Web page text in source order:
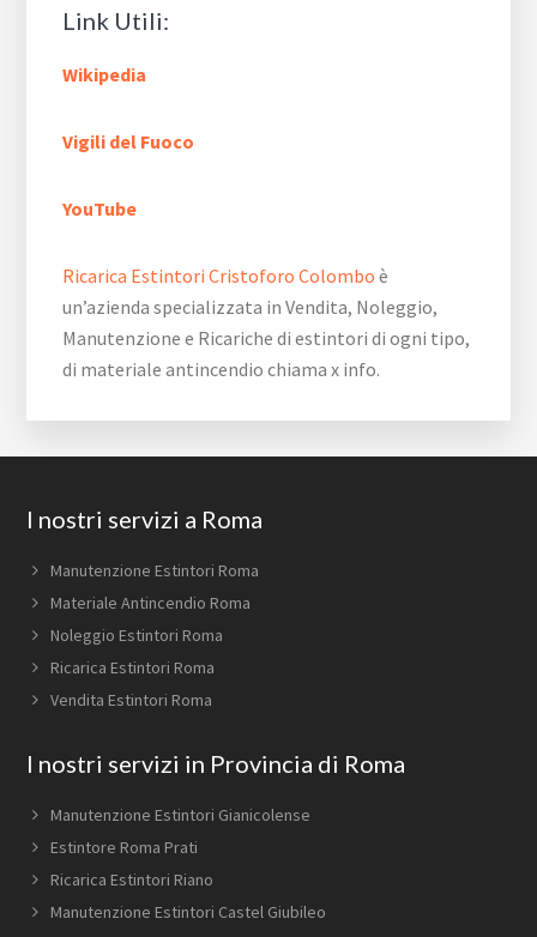
Link Utili:
Wikipedia
Vigili del Fuoco
YouTube
Ricarica Estintori Cristoforo Colombo è
un’azienda specializzata in Vendita, Noleggio,
Manutenzione e Ricariche di estintori di ogni tipo,
di materiale antincendio chiama x info.
Footer
I nostri servizi a Roma
Manutenzione Estintori Roma
Materiale Antincendio Roma
Noleggio Estintori Roma
Ricarica Estintori Roma
Vendita Estintori Roma
I nostri servizi in Provincia di Roma
Manutenzione Estintori Gianicolense
Estintore Roma Prati
Ricarica Estintori Riano
Manutenzione Estintori Castel Giubileo